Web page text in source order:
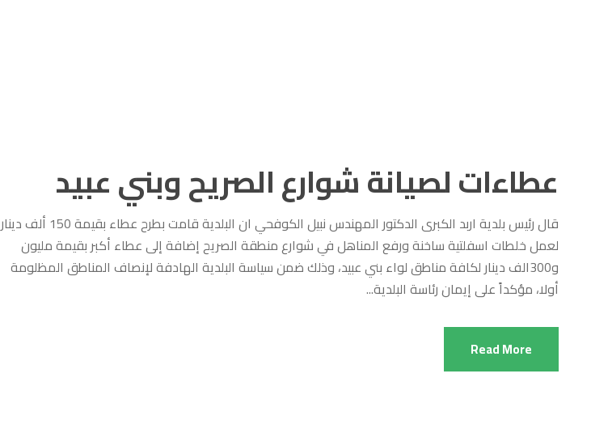
عطاءات لصيانة شوارع الصريح وبني عبيد
قال رئيس بلدية اربد الكبرى الدكتور المهندس نبيل الكوفحي ان البلدية قامت بطرح عطاء بقيمة 150 ألف دينار
لعمل خلطات اسفلتية ساخنة ورفع المناهل في شوارع منطقة الصريح إضافة إلى عطاء أكبر بقيمة مليون
و300الف دينار لكافة مناطق لواء بني عبيد، وذلك ضمن سياسة البلدية الهادفة لإنصاف المناطق المظلومة
أولا، مؤكداً على إيمان رئاسة البلدية...
Read More